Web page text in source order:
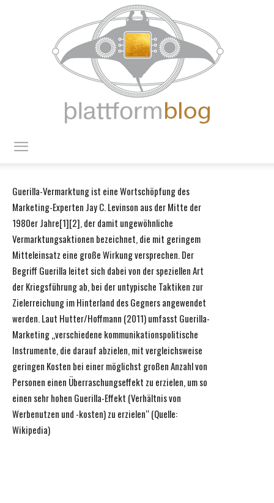
blog
Guerilla-Vermarktung ist eine Wortschöpfung des
Marketing-Experten Jay C. Levinson aus der Mitte der
1980er Jahre[1][2], der damit ungewöhnliche
Vermarktungsaktionen bezeichnet, die mit geringem
Mitteleinsatz eine große Wirkung versprechen. Der
Begriff Guerilla leitet sich dabei von der speziellen Art
der Kriegsführung ab, bei der untypische Taktiken zur
Zielerreichung im Hinterland des Gegners angewendet
werden. Laut Hutter/Hoffmann (2011) umfasst Guerilla-
Marketing „verschiedene kommunikationspolitische
Instrumente, die darauf abzielen, mit vergleichsweise
geringen Kosten bei einer möglichst großen Anzahl von
Personen einen Überraschungseffekt zu erzielen, um so
einen sehr hohen Guerilla-Effekt (Verhältnis von
Werbenutzen und -kosten) zu erzielen“ (Quelle:
Wikipedia)